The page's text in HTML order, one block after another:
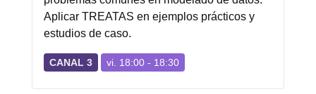
Aplicar TREATAS en ejemplos prácticos y
estudios de caso.
CANAL 3 vi. 18:00 - 18:30